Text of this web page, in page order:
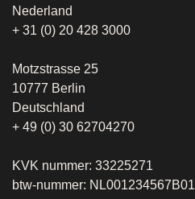
Nederland
+ 31 (0) 20 428 3000
Motzstrasse 25
10777 Berlin
Deutschland
+ 49 (0) 30 62704270
KVK nummer: 33225271
btw-nummer: NL001234567B01